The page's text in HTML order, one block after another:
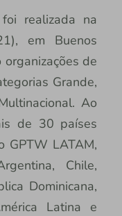
realizada na
em Buenos
de
Grande,
Ao
de 30 países
GPTW LATAM,
Chile,
Dominicana,
Latina e